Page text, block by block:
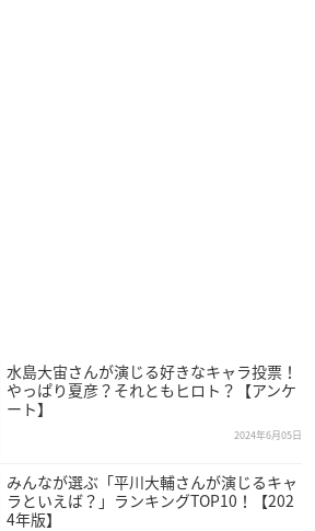
水島大宙さんが演じる好きなキャラ投票！
やっぱり夏彦？それともヒロト？【アンケ
ート】
2024年6月05日
みんなが選ぶ「平川大輔さんが演じるキャ
ラといえば？」ランキングTOP10！【202
4年版】